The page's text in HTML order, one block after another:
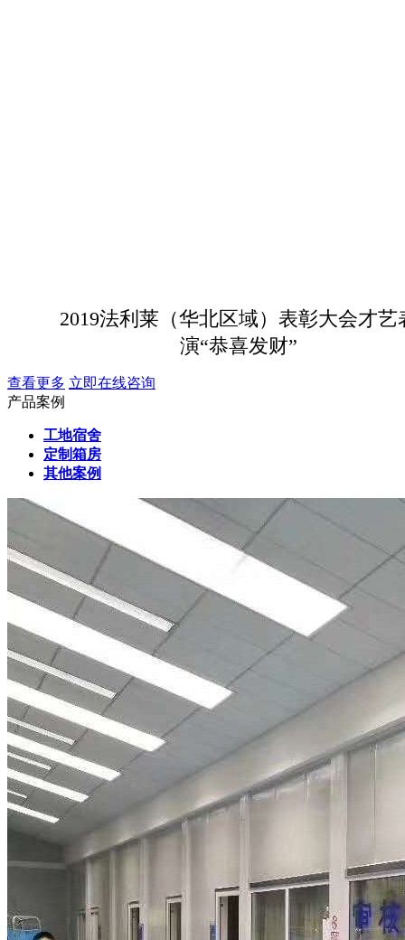
2019法利莱（华北区域）表彰大会才艺
演“恭喜发财”
查看更多 立即在线咨询
产品案例
工地宿舍
定制箱房
其他案例